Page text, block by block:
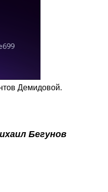
Демидовой.
Бегунов